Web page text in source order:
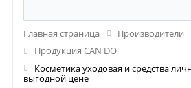
Главная страница
Производители
Продукция CAN DO
Косметика уходовая и средства
выгодной цене